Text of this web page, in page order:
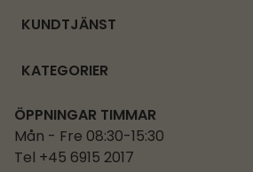
KUNDTJÄNST
KATEGORIER
ÖPPNINGAR TIMMAR
Mån - Fre 08:30-15:30
Tel +45 6915 2017